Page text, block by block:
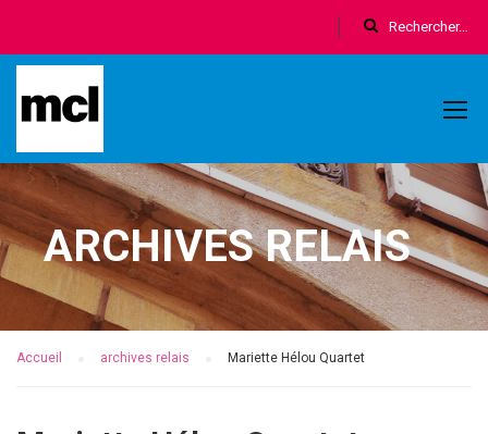
ARCHIVES RELAIS
Accueil archives relais Mariette Hélou Quartet